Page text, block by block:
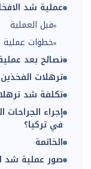
عملية شد
قبل العملية
خطوات عملية
نصائح بعد
ترهلات
تكلفة شد
إجراء
في تركيا؟
الخاتمة
صور عملية شد